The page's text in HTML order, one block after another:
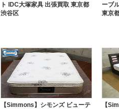
ト IDC大塚家具 出張買取 東京都
渋谷区
ーブ
東京
【Simmons】シモンズ ビューテ
【